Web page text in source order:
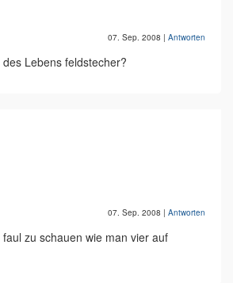
07. Sep. 2008 | Antworten
Lebens feldstecher?
07. Sep. 2008 | Antworten
zu schauen wie man vier auf